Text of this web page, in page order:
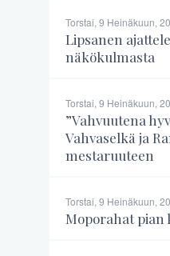
Torstai, 9 Heinäkuun,
Lipsanen
näkökulmasta
Torstai, 9 Heinäkuun,
”Vahvuutena
Vahvaselkä ja
mestaruuteen
Torstai, 9 Heinäkuun,
Moporahat pian